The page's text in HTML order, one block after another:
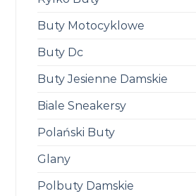
Buty Motocyklowe
Buty Dc
Buty Jesienne Damskie
Biale Sneakersy
Polański Buty
Glany
Polbuty Damskie